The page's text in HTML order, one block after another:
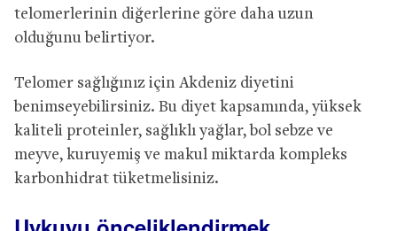
telomerlerinin diğerlerine göre daha uzun
olduğunu belirtiyor.
Telomer sağlığınız için Akdeniz diyetini
benimseyebilirsiniz. Bu diyet kapsamında, yüksek
kaliteli proteinler, sağlıklı yağlar, bol sebze ve
meyve, kuruyemiş ve makul miktarda kompleks
karbonhidrat tüketmelisiniz.